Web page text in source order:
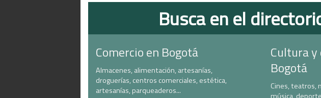
Busca en el
Comercio en Bogotá
Almacenes, alimentación, artesanías,
droguerías, centros comerciales, estética,
artesanías, parqueaderos...
Cultura
Bogotá
Cines, teatros,